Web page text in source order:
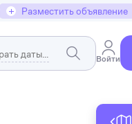
+ Разместить объявление
Войти